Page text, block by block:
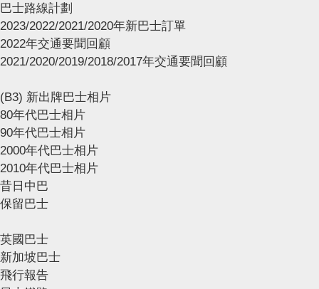
巴士路線計劃
2023/2022/2021/2020年新巴士訂單
2022年交通要聞回顧
2021/2020/2019/2018/2017年交通要聞回顧
(B3) 新出牌巴士相片
80年代巴士相片
90年代巴士相片
2000年代巴士相片
2010年代巴士相片
昔日中巴
保留巴士
英國巴士
新加坡巴士
飛行報告